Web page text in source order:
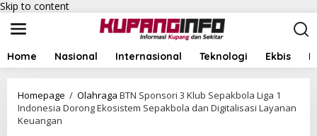
Skip to content
Home Nasional Internasional Teknologi Ekbis
Homepage / Olahraga BTN Sponsori 3 Klub Sepakbola Liga 1
Indonesia Dorong Ekosistem Sepakbola dan Digitalisasi Layanan
Keuangan